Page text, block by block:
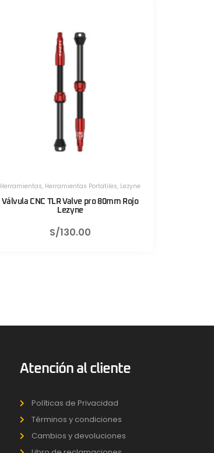
Herramientas, Herramientas Portatiles, Lezyne
Válvula CNC TLR Valve pro 80mm Negro
Lezyne
S/130.00
Atención al cliente
Políticas de Privacidad
Términos y condiciones
Cambios y devoluciones